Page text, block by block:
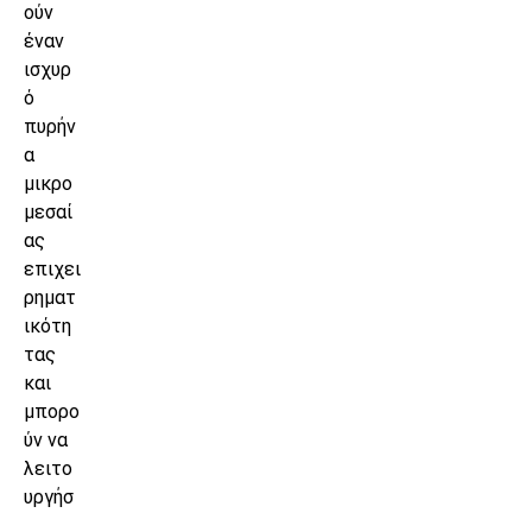
ούν
έναν
ισχυρ
ό
πυρήν
α
μικρο
μεσαί
ας
επιχει
ρηματ
ικότη
τας
και
μπορο
ύν να
λειτο
υργήσ